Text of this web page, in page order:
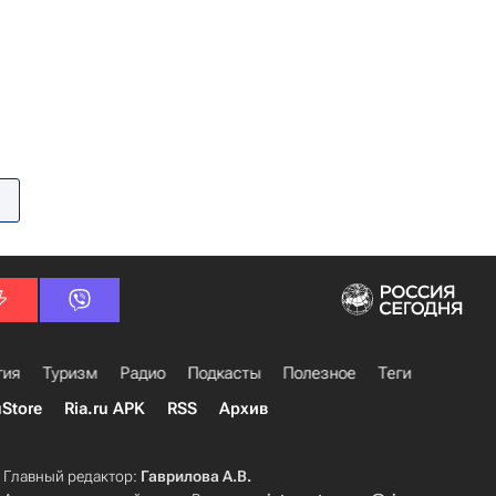
Туризм Радио Подкасты Полезное
Теги
Ria.ru APK RSS Архив
Главный редактор: Гаврилова А.В.